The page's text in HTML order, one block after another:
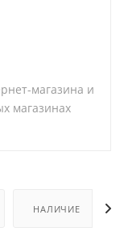
магазина и
магазинах
НАЛИЧИЕ